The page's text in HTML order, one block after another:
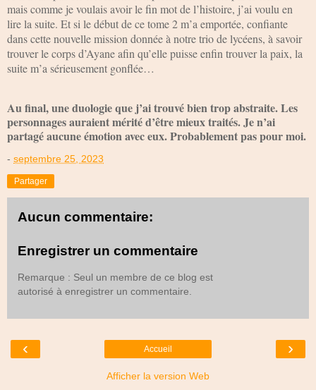
mais comme je voulais avoir le fin mot de l’histoire, j’ai voulu en
lire la suite. Et si le début de ce tome 2 m’a emportée, confiante
dans cette nouvelle mission donnée à notre trio de lycéens, à savoir
trouver le corps d’Ayane afin qu’elle puisse enfin trouver la paix, la
suite m’a sérieusement gonflée…
Au final, une duologie que j’ai trouvé bien trop abstraite. Les
personnages auraient mérité d’être mieux traités. Je n’ai
partagé aucune émotion avec eux. Probablement pas pour moi.
- septembre 25, 2023
Partager
Aucun commentaire:
Enregistrer un commentaire
Remarque : Seul un membre de ce blog est
autorisé à enregistrer un commentaire.
‹ ›
Accueil
Afficher la version Web